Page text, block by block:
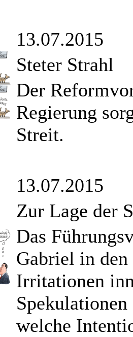
13.07.2015
Steter Strahl
Der
Regierung
Streit.
13.07.2015
Zur Lage der
Das
Gabriel in
Irritationen
welche